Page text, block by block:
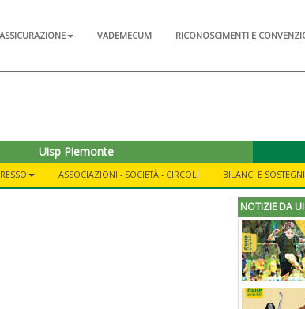
VADEMECUM RICONOSCIMENTI E
Uisp Piemonte
ASSOCIAZIONI - SOCIETÀ - CIRCOLI BILANCI E
NOTIZIE DA